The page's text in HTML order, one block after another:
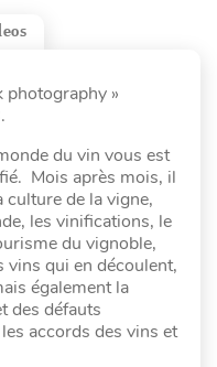
photography »
.
du vin vous est
Mois après mois, il
culture de la vigne,
les vinifications, le
du vignoble,
vins qui en découlent,
également la
des défauts
accords des vins et